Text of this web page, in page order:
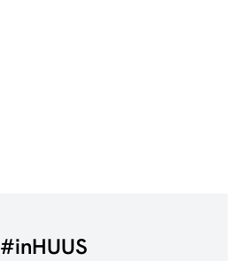
#inHUUS